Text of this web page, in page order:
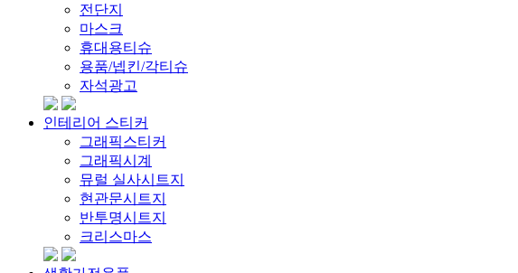
전단지
마스크
휴대용티슈
용품/넵킨/각티슈
자석광고
인테리어 스티커
그래픽스티커
그래픽시계
뮤럴 실사시트지
현관문시트지
반투명시트지
크리스마스